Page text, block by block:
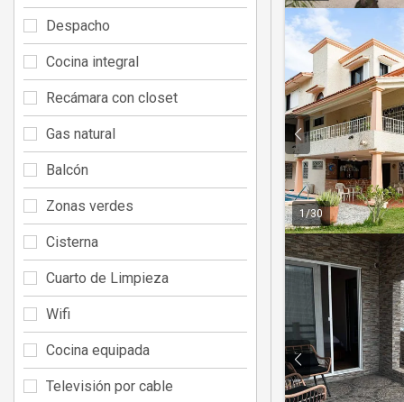
1/30
Despacho
Cocina integral
Recámara con closet
Gas natural
Balcón
Zonas verdes
Cisterna
Cuarto de Limpieza
Wifi
Cocina equipada
Televisión por cable